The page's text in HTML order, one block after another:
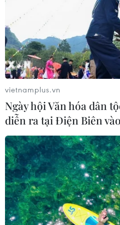
sau vụ sạt lở trên tuyến
Cai
07/08/2026 02:37
Nhanh chóng hoàn
án kết nối vùng, sân bay
06/08/2026 15:07
Sẽ thi công đồng loạt Dự
Vinh-Thanh Thủy trong
06/08/2026 12:25
Chưa đầu tư mở rộng Quốc
vietnamplus.vn
Ngày hội Văn hóa dân
diễn ra tại Điện Biên